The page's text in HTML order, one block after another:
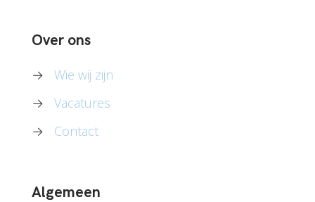
Over ons
→
Wie wij zijn
→
Vacatures
→
Contact
Algemeen